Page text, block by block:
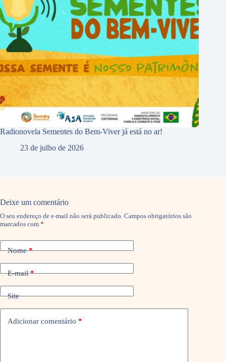
Radionovela Sementes do Bem-Viver já está no ar!
23 de julho de 2026
Deixe um comentário
O seu endereço de e-mail não será publicado. Campos obrigatórios são
marcados com *
Nome*
E-mail*
Site
Adicionar comentário *